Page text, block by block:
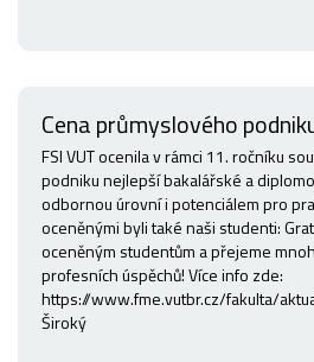
Cena průmyslového
FSI VUT ocenila v rámci 11. ročníku
podniku nejlepší bakalářské a
odbornou úrovní i potenciálem pro
oceněnými byli také naši studenti:
oceněným studentům a přejeme
profesních úspěchů! Více info zde:
https://www.fme.vutbr.cz/fakulta/
Široký